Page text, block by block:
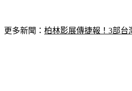
更多新聞： 柏林影展傳捷報！3部台